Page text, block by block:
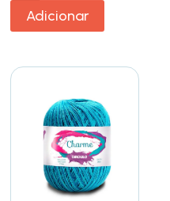
Adicionar